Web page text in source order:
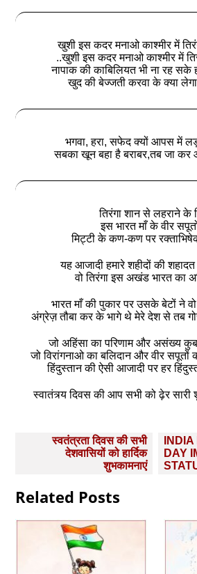
खुशी इस कदर मनाओ काश्मीर में
..खुशी इस कदर मनाओ काश्मीर में
नापाक की काबिलियत भी ना रह सके
खुद की बेज्जती करवा के क्या
भगवा, हरा, सफेद क्यों आपस में
सबका खून बहा है बराबर,तब जा कर
तिरंगा शान से लहराने के
इस भारत माँ के वीर
मिट्टी के कण-कण पर
यह आजादी हमारे शहीदों की शहादत
वो तिरंगा इस अखंड भारत का
भारत माँ की पुकार पर उसके बेटों ने
अंग्रेज़ तौबा कर के भागे थे मेरे देश से तब
जो अहिंसा का परिणाम और असंख्य
जो विरांगनाओ का बलिदान और वीर सपूतों
हिंदुस्तान की ऐसी आजादी पर हर
स्वातंत्र्य दिवस की आप सभी को ढ़ेर सारी
navigation
स्वतंत्रता दिवस की सभी
देशवासियों को हार्दिक
शुभकामनाएं
DAY
Related Posts